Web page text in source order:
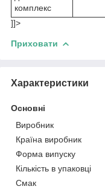
комплекс
]]>
Приховати
Характеристики
Основні
Виробник
Країна виробник
Форма випуску
Кількість в упаковці
Смак